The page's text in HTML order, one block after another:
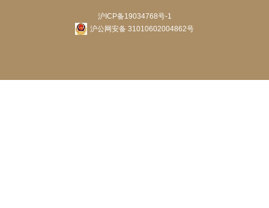
沪ICP备19034768号-1
沪公网安备 31010602004862号